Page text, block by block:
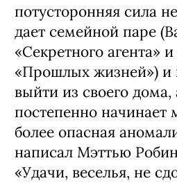
потусторонняя сила
дает семейной паре
«Секретного агента»
«Прошлых жизней») и
выйти из своего дома,
постепенно начинает
более опасная
написал Мэттью
«Удачи, веселья, не